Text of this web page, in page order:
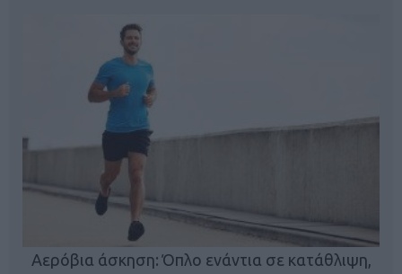
Αερόβια άσκηση: Όπλο ενάντια σε κατάθλιψη,